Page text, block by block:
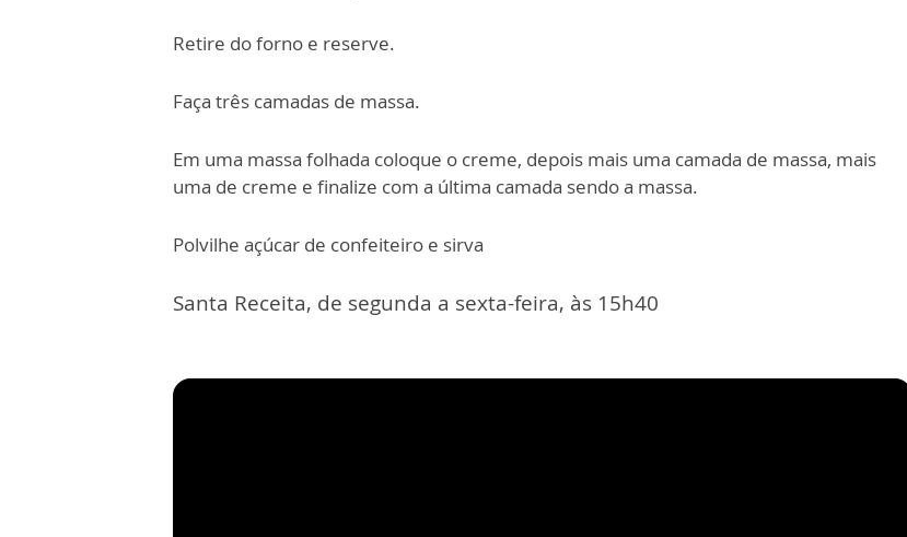
Retire do forno e reserve.
Faça três camadas de massa.
Em uma massa folhada coloque o creme, depois mais uma camada de massa, mais
uma de creme e finalize com a última camada sendo a massa.
Polvilhe açúcar de confeiteiro e sirva
Santa Receita, de segunda a sexta-feira, às 15h40